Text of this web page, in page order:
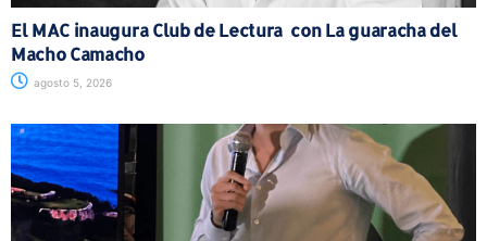
El MAC inaugura Club de Lectura con La guaracha del
Macho Camacho
agosto 5, 2026